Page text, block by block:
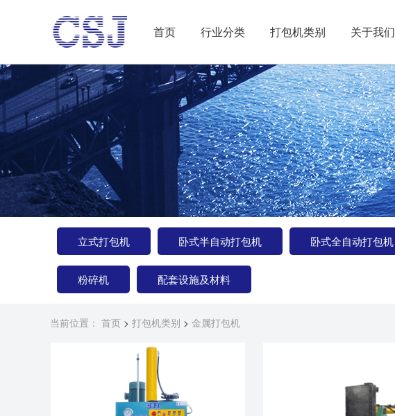
首页 行业分类 打包机类别 关于我们
立式打包机 卧式半自动打包机 卧式全自动打包机
粉碎机 配套设施及材料
当前位置： 首页 > 打包机类别 > 金属打包机